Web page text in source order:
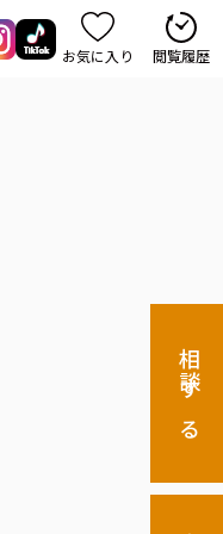
お気に入り 閲覧履歴
相談する